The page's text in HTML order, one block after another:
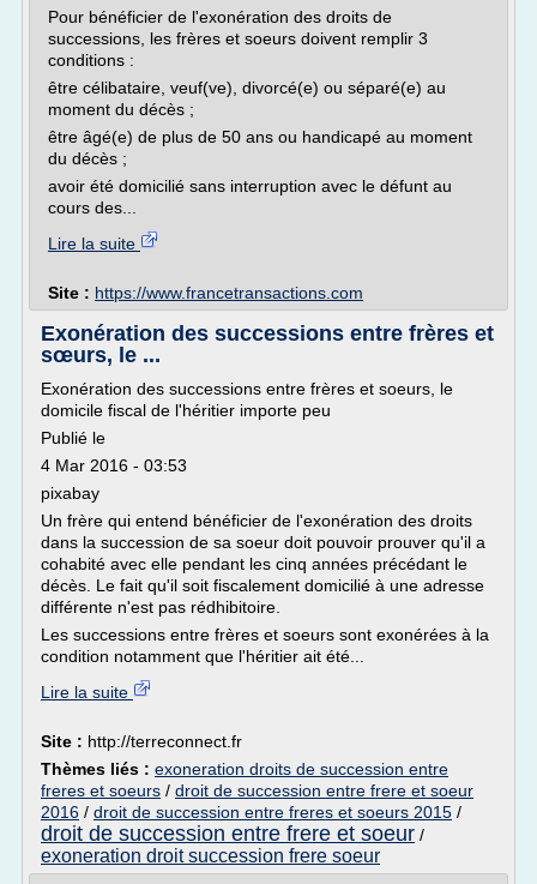
Pour bénéficier de l'exonération des droits de
successions, les frères et soeurs doivent remplir 3
conditions :
être célibataire, veuf(ve), divorcé(e) ou séparé(e) au
moment du décès ;
être âgé(e) de plus de 50 ans ou handicapé au moment
du décès ;
avoir été domicilié sans interruption avec le défunt au
cours des...
Lire la suite
Site : https://www.francetransactions.com
Exonération des successions entre frères et
sœurs, le ...
Exonération des successions entre frères et soeurs, le
domicile fiscal de l'héritier importe peu
Publié le
4 Mar 2016 - 03:53
pixabay
Un frère qui entend bénéficier de l'exonération des droits
dans la succession de sa soeur doit pouvoir prouver qu'il a
cohabité avec elle pendant les cinq années précédant le
décès. Le fait qu'il soit fiscalement domicilié à une adresse
différente n'est pas rédhibitoire.
Les successions entre frères et soeurs sont exonérées à la
condition notamment que l'héritier ait été...
Lire la suite
Site : http://terreconnect.fr
Thèmes liés : exoneration droits de succession entre
freres et soeurs / droit de succession entre frere et soeur
2016 / droit de succession entre freres et soeurs 2015 /
droit de succession entre frere et soeur /
exoneration droit succession frere soeur